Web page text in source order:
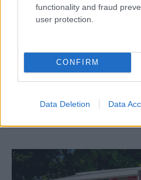
functionality and fraud
user protection.
CONFIRM
Data Deletion Data
Egy különleges
alijázó érkezett